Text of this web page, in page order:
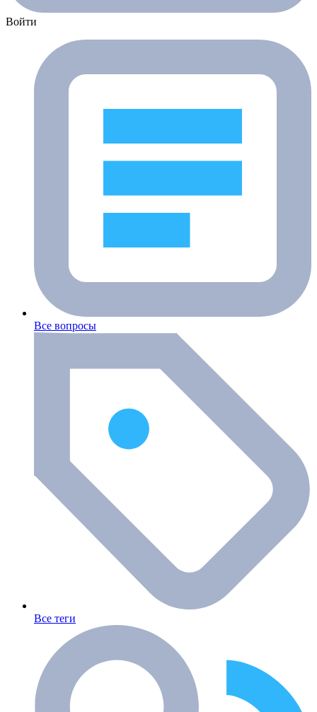
Войти
Все вопросы
Все теги